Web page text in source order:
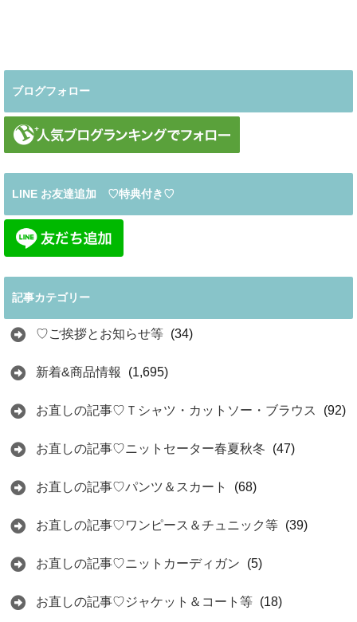
ブログフォロー
LINE お友達追加 ♡特典付き♡
記事カテゴリー
♡ご挨拶とお知らせ等 (34)
新着&商品情報 (1,695)
お直しの記事♡Ｔシャツ・カットソー・ブラウス (92)
お直しの記事♡ニットセーター春夏秋冬 (47)
お直しの記事♡パンツ＆スカート (68)
お直しの記事♡ワンピース＆チュニック等 (39)
お直しの記事♡ニットカーディガン (5)
お直しの記事♡ジャケット＆コート等 (18)